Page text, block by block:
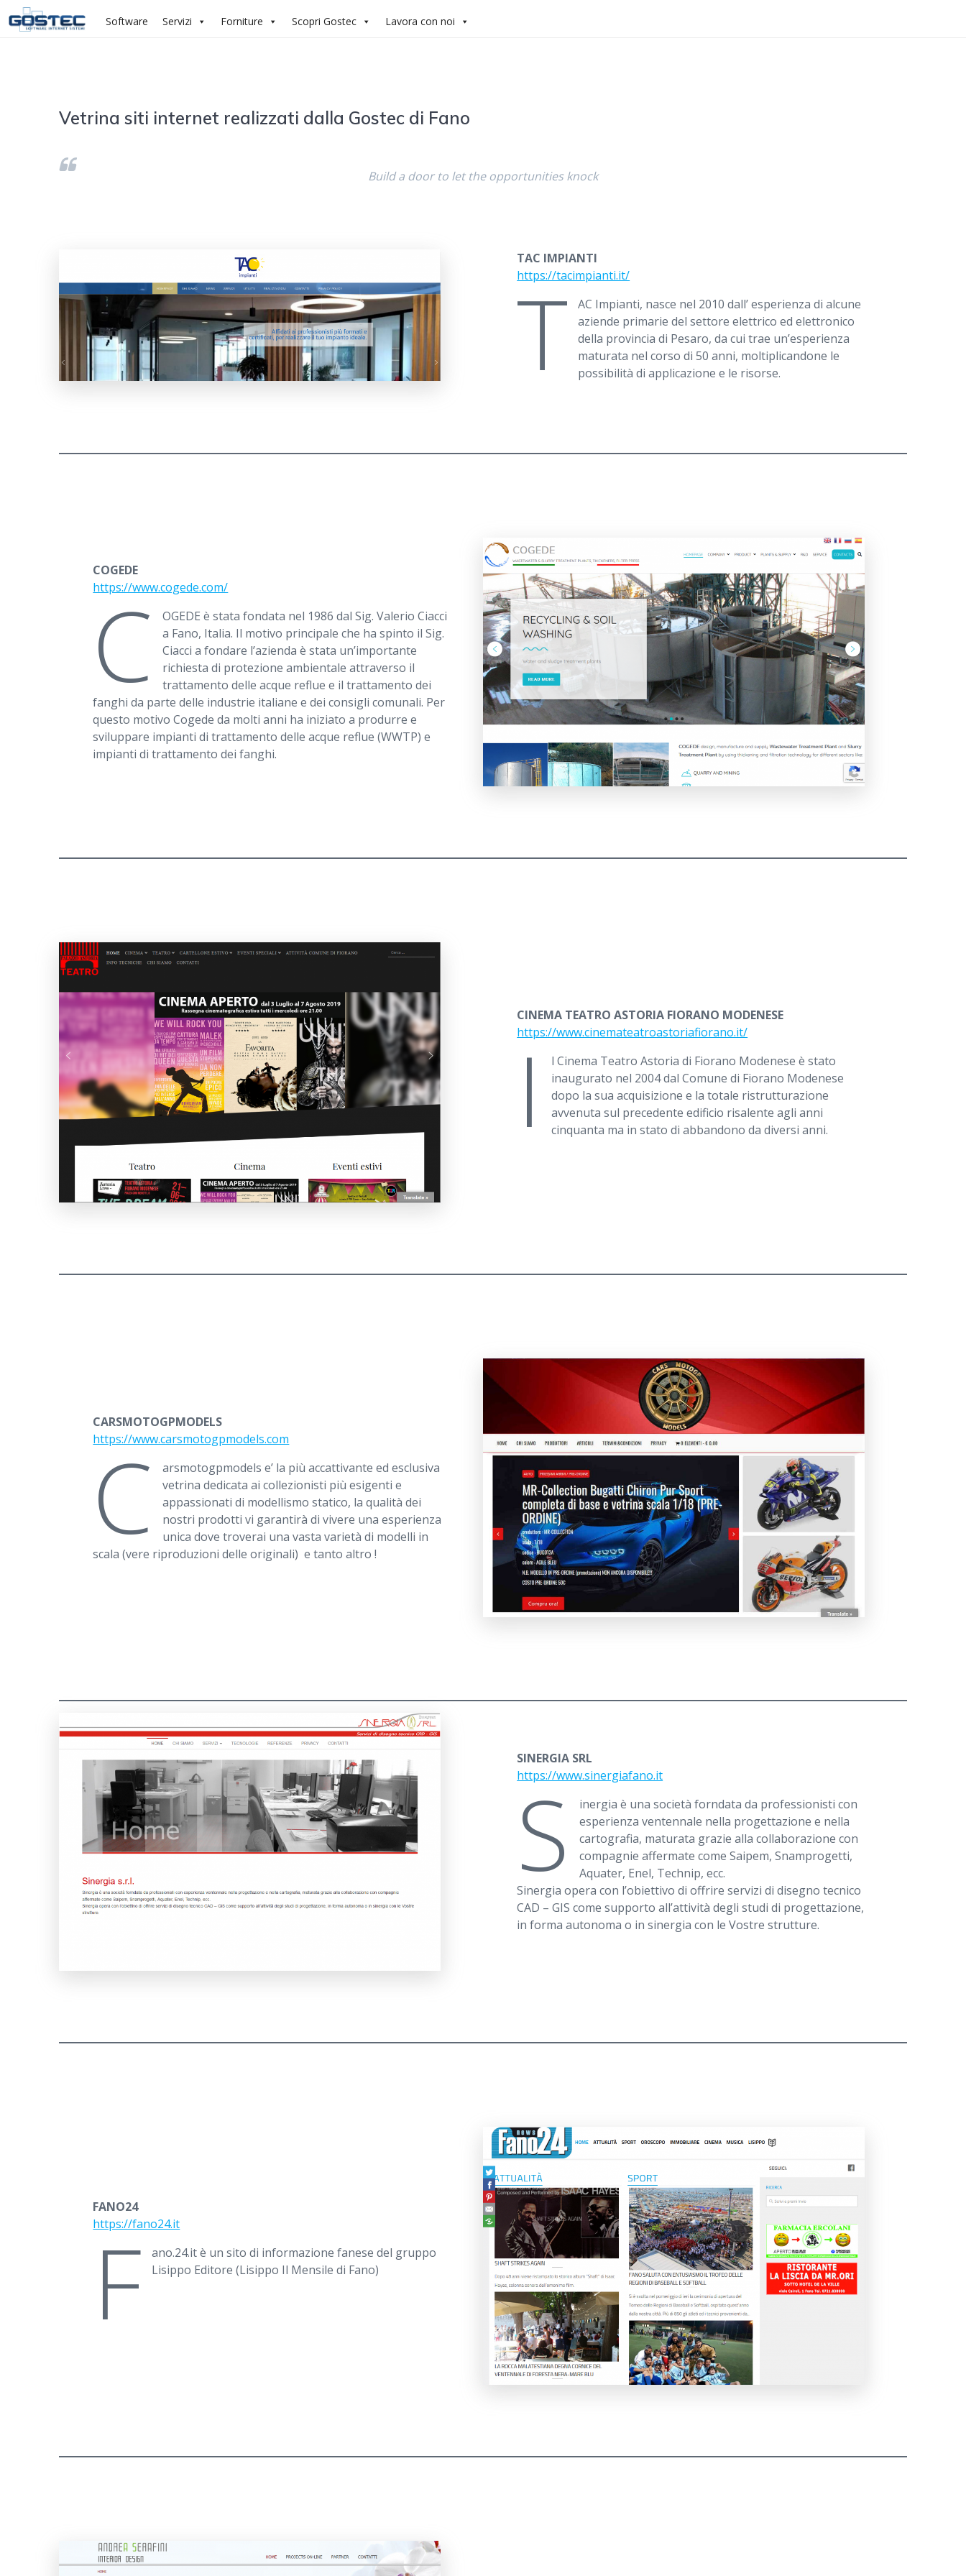
Salta
Software Servizi Forniture Scopri Gostec Lavora con noi
Vetrina siti internet realizzati dalla Gostec di Fano
Build a door to let the opportunities knock
TAC IMPIANTI
https://tacimpianti.it/
T
AC Impianti, nasce nel 2010 dall’ esperienza di alcune
aziende primarie del settore elettrico ed elettronico
della provincia di Pesaro, da cui trae un’esperienza
maturata nel corso di 50 anni, moltiplicandone le
possibilità di applicazione e le risorse.
COGEDE
https://www.cogede.com/
C
OGEDE è stata fondata nel 1986 dal Sig. Valerio Ciacci
a Fano, Italia. Il motivo principale che ha spinto il Sig.
Ciacci a fondare l’azienda è stata un’importante
richiesta di protezione ambientale attraverso il
trattamento delle acque reflue e il trattamento dei
fanghi da parte delle industrie italiane e dei consigli comunali. Per
questo motivo Cogede da molti anni ha iniziato a produrre e
sviluppare impianti di trattamento delle acque reflue (WWTP) e
impianti di trattamento dei fanghi.
CINEMA TEATRO ASTORIA FIORANO MODENESE
https://www.cinemateatroastoriafiorano.it/
I
l Cinema Teatro Astoria di Fiorano Modenese è stato
inaugurato nel 2004 dal Comune di Fiorano Modenese
dopo la sua acquisizione e la totale ristrutturazione
avvenuta sul precedente edificio risalente agli anni
cinquanta ma in stato di abbandono da diversi anni.
CARSMOTOGPMODELS
https://www.carsmotogpmodels.com
C
arsmotogpmodels e’ la più accattivante ed esclusiva
vetrina dedicata ai collezionisti più esigenti e
appassionati di modellismo statico, la qualità dei
nostri prodotti vi garantirà di vivere una esperienza
unica dove troverai una vasta varietà di modelli in
scala (vere riproduzioni delle originali) e tanto altro !
SINERGIA SRL
https://www.sinergiafano.it
S
inergia è una società forndata da professionisti con
esperienza ventennale nella progettazione e nella
cartografia, maturata grazie alla collaborazione con
compagnie affermate come Saipem, Snamprogetti,
Aquater, Enel, Technip, ecc.
Sinergia opera con l’obiettivo di offrire servizi di disegno tecnico
CAD – GIS come supporto all’attività degli studi di progettazione,
in forma autonoma o in sinergia con le Vostre strutture.
FANO24
https://fano24.it
F
ano.24.it è un sito di informazione fanese del gruppo
Lisippo Editore (Lisippo Il Mensile di Fano)